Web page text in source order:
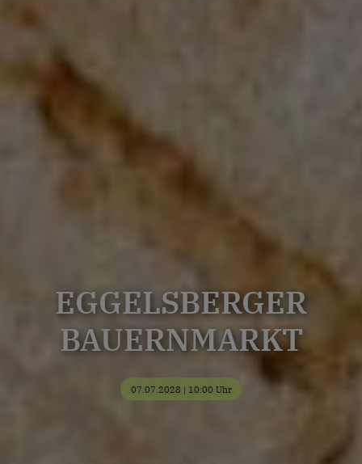
EGGELSBERGER
BAUERNMARKT
07.07.2028 | 10:00 Uhr